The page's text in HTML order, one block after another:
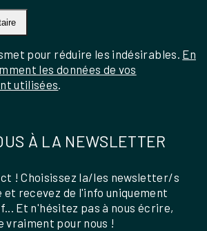
pour réduire les indésirables. En
les données de vos
utilisées.
À LA NEWSLETTER
! Choisissez la/les newsletter/s
et recevez de l'info uniquement
Et n'hésitez pas à nous écrire,
vraiment pour nous !